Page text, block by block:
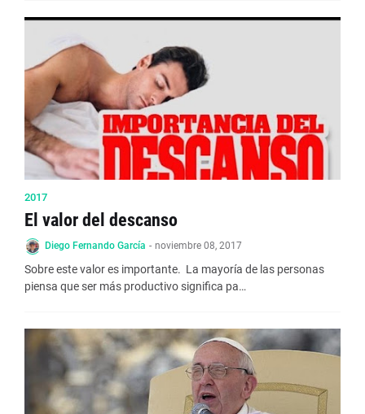
2017
El valor del descanso
Diego Fernando García - noviembre 08, 2017
Sobre este valor es importante. La mayoría de las personas
piensa que ser más productivo significa pa…